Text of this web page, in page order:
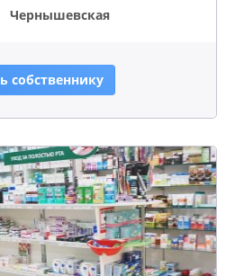
Чернышевская
собственнику